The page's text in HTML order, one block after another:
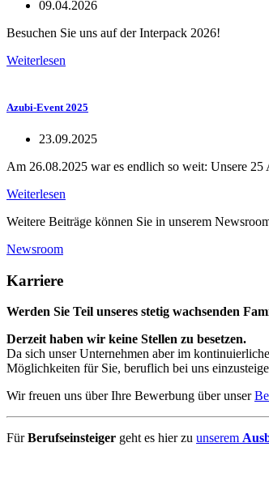
09.04.2026
Besuchen Sie uns auf der Interpack 2026!
Weiterlesen
Azubi-Event 2025
23.09.2025
Am 26.08.2025 war es endlich so weit: Unsere
Weiterlesen
Weitere Beiträge können Sie in unserem
Newsroom
Karriere
Werden Sie Teil unseres stetig wachsenden
Derzeit haben wir keine Stellen zu besetzen.
Da sich unser Unternehmen aber im
Möglichkeiten für Sie, beruflich bei uns
Wir freuen uns über Ihre Bewerbung über unser
FürBerufseinsteiger geht es hier zu unserem